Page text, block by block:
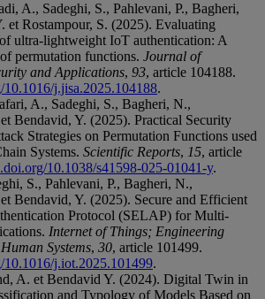
A., Sadeghi, S., Pahlevani, P., Bagheri,
et Rostampour, S. (2025). Evaluating
ultra-lightweight IoT authentication: A
permutation functions. Journal of
and Applications, 93, article 104188.
j.jisa.2025.104188.
A., Sadeghi, S., Bagheri, N.,
Bendavid, Y. (2025). Practical Security
Strategies on Permutation Functions used
Systems. Scientific Reports, 15, article
10.1038/s41598-025-01041-y.
S., Pahlevani, P., Bagheri, N.,
Bendavid, Y. (2025). Secure and Efficient
Protocol (SELAP) for Multi-
Internet of Things; Engineering
Systems, 30, article 101499.
j.iot.2025.101499.
A. et Bendavid Y. (2024). Digital Twin in
and Typology of Models Based on